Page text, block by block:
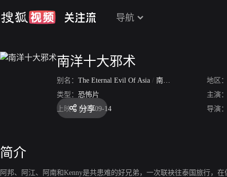
导航
南洋十大邪术
别名： The Eternal Evil Of Asia / 南洋十大邪降 南洋
地区
类型： 恐怖片
主演
上映： 1995-09-14 导演
分享
简介
阿邦、阿江、阿南和Kenny是共患难的好兄弟，一次联袂往泰国旅行，